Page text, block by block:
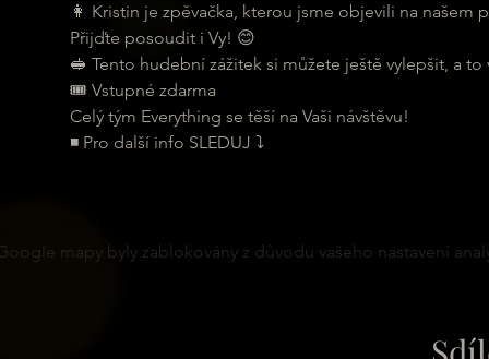
👩 Kristin je zpěvačka, kterou jsme objevili na
Přijďte posoudit i Vy! 😊
🥪 Tento hudební zážitek si můžete ještě vylepšit, a
🎟 Vstupné zdarma
Celý tým Everything se těší na Vaši návštěvu!
◾ Pro další info SLEDUJ ⤵
mapy byly zablokovány z důvodu vašeho nastavení